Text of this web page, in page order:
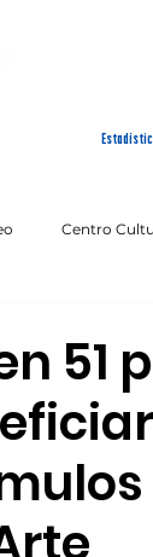
Centro
51